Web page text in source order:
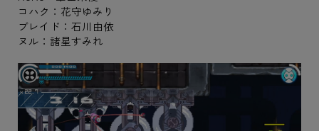
コハク：花守ゆみり
ブレイド：石川由依
ヌル：諸星すみれ